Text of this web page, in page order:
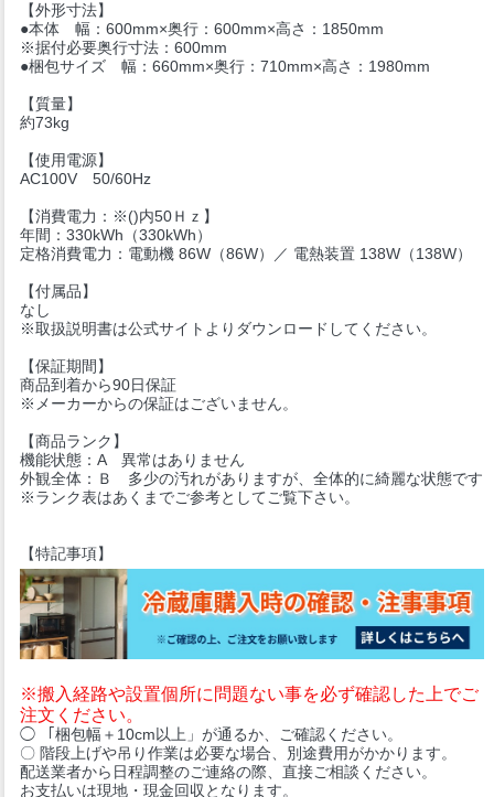
【外形寸法】
●本体 幅：600mm×奥行：600mm×高さ：1850mm
※据付必要奥行寸法：600mm
●梱包サイズ 幅：660mm×奥行：710mm×高さ：1980mm
【質量】
約73kg
【使用電源】
AC100V 50/60Hz
【消費電力：※()内50Ｈｚ】
年間：330kWh（330kWh）
定格消費電力：電動機 86W（86W）／ 電熱装置 138W（138W）
【付属品】
なし
※取扱説明書は公式サイトよりダウンロードしてください。
【保証期間】
商品到着から90日保証
※メーカーからの保証はございません。
【商品ランク】
機能状態：A 異常はありません
外観全体：Ｂ 多少の汚れがありますが、全体的に綺麗な状態です
※ランク表はあくまでご参考としてご覧下さい。
【特記事項】
※搬入経路や設置個所に問題ない事を必ず確認した上でご
注文ください。
◯ 「梱包幅＋10cm以上」が通るか、ご確認ください。
〇 階段上げや吊り作業は必要な場合、別途費用がかかります。
配送業者から日程調整のご連絡の際、直接ご相談ください。
お支払いは現地・現金回収となります。